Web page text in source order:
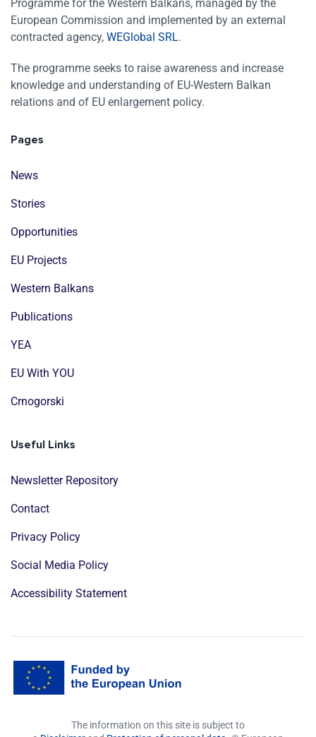
Programme for the Western Balkans, managed by the
European Commission and implemented by an external
contracted agency, WEGlobal SRL.
The programme seeks to raise awareness and increase
knowledge and understanding of EU-Western Balkan
relations and of EU enlargement policy.
Pages
News
Stories
Opportunities
EU Projects
Western Balkans
Publications
YEA
EU With YOU
Crnogorski
Useful Links
Newsletter Repository
Contact
Privacy Policy
Social Media Policy
Accessibility Statement
The information on this site is subject to